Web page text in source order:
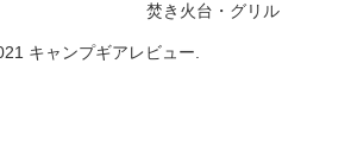
焚き火台・グリル
キャンプギアレビュー.